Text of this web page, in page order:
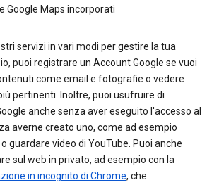
Google Maps incorporati
servizi in vari modi per gestire la tua
puoi registrare un Account Google se vuoi
come email e fotografie o vedere
pertinenti. Inoltre, puoi usufruire di
anche senza aver eseguito l'accesso al
averne creato uno, come ad esempio
guardare video di YouTube. Puoi anche
sul web in privato, ad esempio con la
in incognito di Chrome, che